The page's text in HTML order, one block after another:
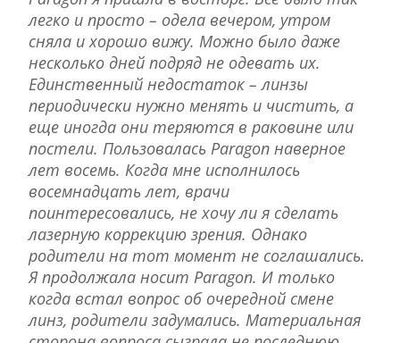
легко и просто – одела вечером, утром
сняла и хорошо вижу. Можно было даже
несколько дней подряд не одевать их.
Единственный недостаток – линзы
периодически нужно менять и чистить, а
еще иногда они теряются в раковине или
постели. Пользовалась Paragon наверное
лет восемь. Когда мне исполнилось
восемнадцать лет, врачи
поинтересовались, не хочу ли я сделать
лазерную коррекцию зрения. Однако
родители на тот момент не соглашались.
Я продолжала носит Paragon. И только
когда встал вопрос об очередной смене
линз, родители задумались. Материальная